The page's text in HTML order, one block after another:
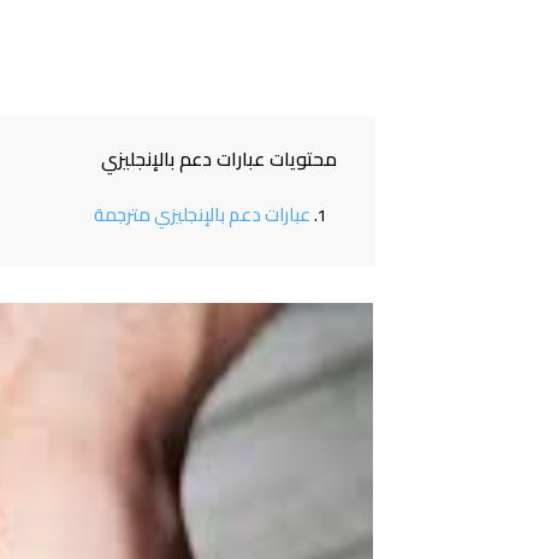
محتويات عبارات دعم بالإنجليزي
عبارات دعم بالإنجليزي مترجمة